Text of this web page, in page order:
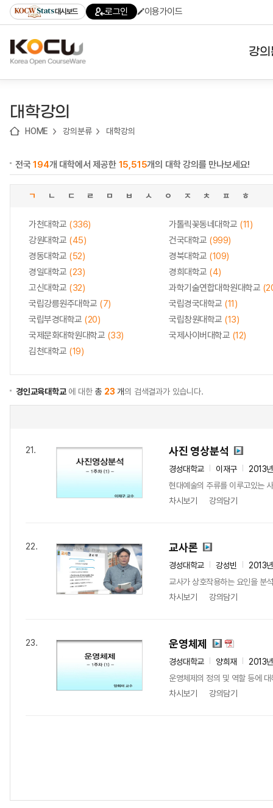
기
기
기
content)
가
대시보드 로그인 이용가이드
강
대학강의
HOME 강의분류 대학강의
전국194개 대학에서 제공한 15,515개의 대학 강의를 만나보세요!
ㄱ ㄴ ㄷ ㄹ ㅁ ㅂ ㅅ ㅇ ㅈ ㅊ ㅍ ㅎ
가천대학교 (336) 가톨릭꽃동네대학교 (11)
강원대학교 (45) 건국대학교 (999)
경동대학교 (52) 경북대학교 (109)
경일대학교 (23) 경희대학교 (4)
고신대학교 (32) 과학기술연합대학원대학교
국립강릉원주대학교 (7) 국립경국대학교 (11)
국립부경대학교 (20) 국립창원대학교 (13)
국제문화대학원대학교 (33) 국제사이버대학교 (12)
김천대학교 (19)
경인교육대학교에 대한총 23 개의 검색결과가 있습니다.
21. 사진 영상분석
경성대학교 이재구
2013
현대예술의 주류를 이루고있는
차시보기
강의담기
22. 교사론
경성대학교 강성빈
2013
교사가 상호작용하는 요인을 분
차시보기
강의담기
23. 운영체제
경성대학교 양희재
2013
운영체제의 정의 및 역할 등에
차시보기
강의담기